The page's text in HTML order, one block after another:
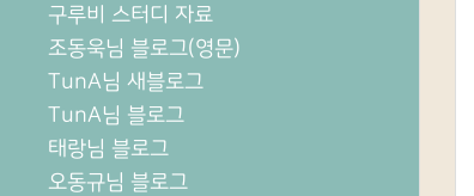
구루비 스터디 자료
조동욱님 블로그(영문)
TunA님 새블로그
TunA님 블로그
태랑님 블로그
오동규님 블로그